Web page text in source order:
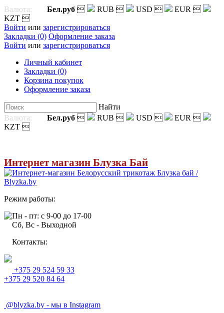
Валюта: Бел.руб  RUB  USD  EUR 
KZT 
Войти или зарегистрироваться
Закладки (0) Оформление заказа
Войти или зарегистрироваться
Личный кабинет
Закладки (0)
Корзина покупок
Оформление заказа
Найти
Валюта:
Бел.руб  RUB  USD  EUR 
KZT 
Интернет магазин Блузка Бай
Режим работы:
Пн - пт: с 9-00 до 17-00
Сб, Вс - Выходной
Контакты:
+375 29 524 59 33
+375 29 520 84 64
@blyzka.by - мы в Instagram